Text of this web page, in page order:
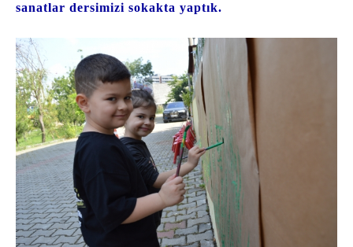
sanatlar dersimizi sokakta yaptık.